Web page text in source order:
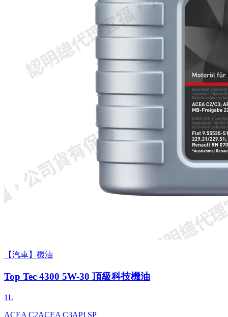
【汽車】機油
Top Tec 4300 5W-30 頂級科技機油
1L
ACEA C2ACEA C3API SP